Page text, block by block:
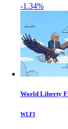
-1.34%
World Liberty
WLFI